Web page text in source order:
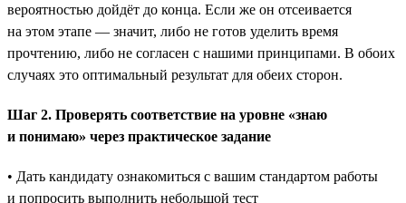
вероятностью дойдёт до конца. Если же он отсеивается
на этом этапе — значит, либо не готов уделить время
прочтению, либо не согласен с нашими принципами. В обоих
случаях это оптимальный результат для обеих сторон.
Шаг 2. Проверять соответствие на уровне «знаю
и понимаю» через практическое задание
• Дать кандидату ознакомиться с вашим стандартом работы
и попросить выполнить небольшой тест